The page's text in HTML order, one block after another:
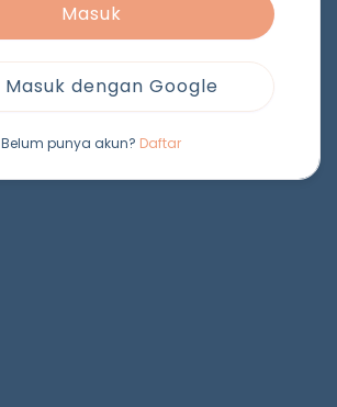
Masuk
Masuk dengan Google
Belum punya akun? Daftar